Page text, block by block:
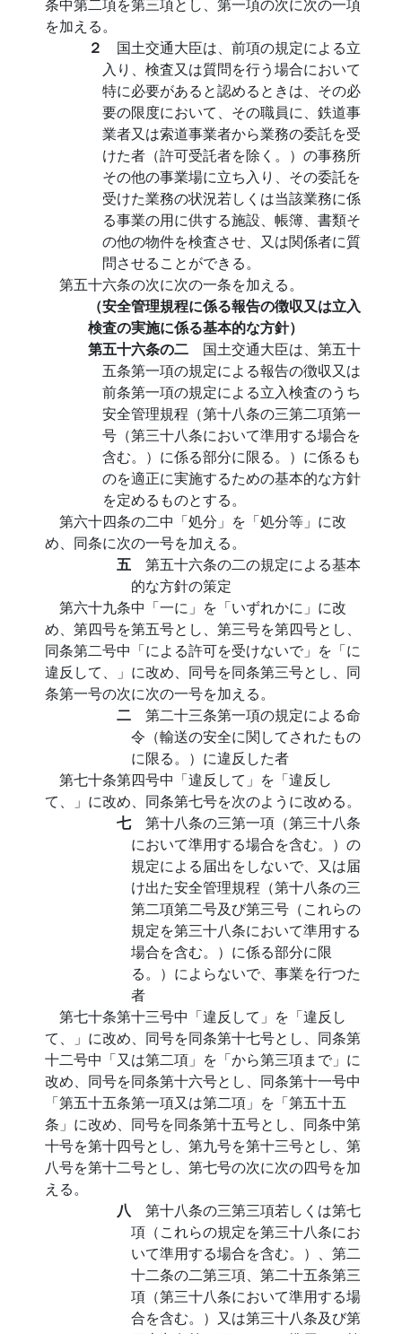
を加える。
２ 国土交通大臣は、前項の規定による立
入り、検査又は質問を行う場合において
特に必要があると認めるときは、その必
要の限度において、その職員に、鉄道事
業者又は索道事業者から業務の委託を受
けた者（許可受託者を除く。）の事務所
その他の事業場に立ち入り、その委託を
受けた業務の状況若しくは当該業務に係
る事業の用に供する施設、帳簿、書類そ
の他の物件を検査させ、又は関係者に質
問させることができる。
第五十六条の次に次の一条を加える。
（安全管理規程に係る報告の徴収又は立入
検査の実施に係る基本的な方針）
第五十六条の二 国土交通大臣は、第五十
五条第一項の規定による報告の徴収又は
前条第一項の規定による立入検査のうち
安全管理規程（第十八条の三第二項第一
号（第三十八条において準用する場合を
含む。）に係る部分に限る。）に係るも
のを適正に実施するための基本的な方針
を定めるものとする。
第六十四条の二中「処分」を「処分等」に改
め、同条に次の一号を加える。
五 第五十六条の二の規定による基本
的な方針の策定
第六十九条中「一に」を「いずれかに」に改
め、第四号を第五号とし、第三号を第四号とし、
同条第二号中「による許可を受けないで」を「に
違反して、」に改め、同号を同条第三号とし、同
条第一号の次に次の一号を加える。
二 第二十三条第一項の規定による命
令（輸送の安全に関してされたもの
に限る。）に違反した者
第七十条第四号中「違反して」を「違反し
て、」に改め、同条第七号を次のように改める。
七 第十八条の三第一項（第三十八条
において準用する場合を含む。）の
規定による届出をしないで、又は届
け出た安全管理規程（第十八条の三
第二項第二号及び第三号（これらの
規定を第三十八条において準用する
場合を含む。）に係る部分に限
る。）によらないで、事業を行つた
者
第七十条第十三号中「違反して」を「違反し
て、」に改め、同号を同条第十七号とし、同条第
十二号中「又は第二項」を「から第三項まで」に
改め、同号を同条第十六号とし、同条第十一号中
「第五十五条第一項又は第二項」を「第五十五
条」に改め、同号を同条第十五号とし、同条中第
十号を第十四号とし、第九号を第十三号とし、第
八号を第十二号とし、第七号の次に次の四号を加
える。
八 第十八条の三第三項若しくは第七
項（これらの規定を第三十八条にお
いて準用する場合を含む。）、第二
十二条の二第三項、第二十五条第三
項（第三十八条において準用する場
合を含む。）又は第三十八条及び第